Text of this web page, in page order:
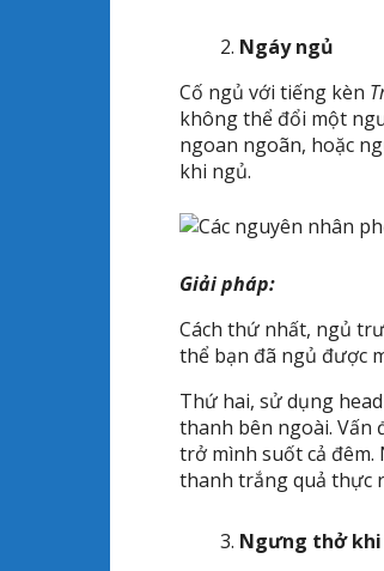
Ngáy ngủ
Cố ngủ với tiếng kèn
không thể đổi một
ngoan ngoãn, hoặc
khi ngủ.
Giải pháp:
Cách thứ nhất, ngủ
thể bạn đã ngủ được
Thứ hai, sử dụng
thanh bên ngoài. Vấn
trở mình suốt cả đêm.
thanh trắng quả thực
Ngưng thở